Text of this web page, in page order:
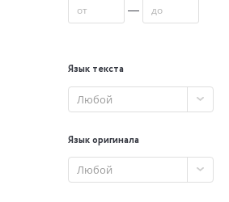
—
Язык текста
Любой
Язык оригинала
Любой